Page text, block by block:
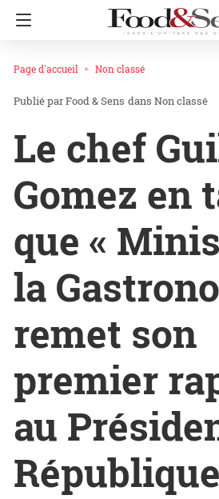
Page d'accueil Non classé
Food & Sens dans Non classé
Le chef
Gomez en
que «
la
remet son
premier
au
République